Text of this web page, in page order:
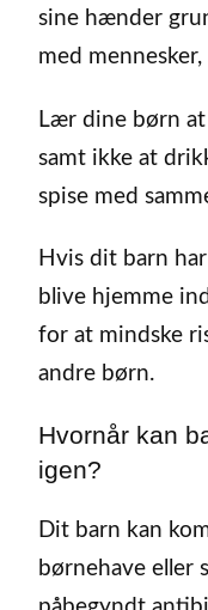
sine hænder
med
Lær dine børn
samt ikke at
spise med
Hvis dit barn
blive hjemme
for at mindske
andre børn.
Hvornår kan
igen?
Dit barn kan
børnehave eller